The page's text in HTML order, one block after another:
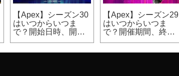
【Apex】シーズン30
はいつからいつま
で？開始日時、開催
【Apex】シーズン29
はいつからいつま
で？開催期間、終了